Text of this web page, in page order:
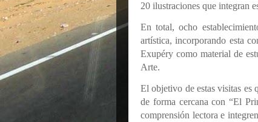
20 ilustraciones que integran
En total, ocho
artística, incorporando esta
Exupéry como material de
Arte.
El objetivo de estas visitas es
de forma cercana con “El
comprensión lectora e